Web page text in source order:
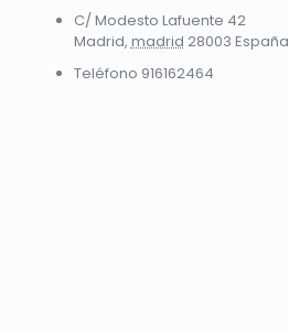
C/ Modesto Lafuente 42
Madrid, madrid 28003 España
Teléfono 916162464